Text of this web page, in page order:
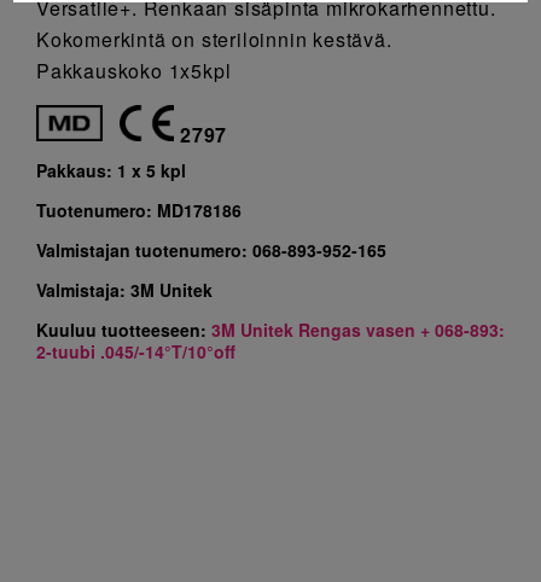
Versatile+. Renkaan sisäpinta mikrokarhennettu.
Kokomerkintä on steriloinnin kestävä.
Pakkauskoko 1x5kpl
2797
Pakkaus: 1 x 5 kpl
Tuotenumero: MD178186
Valmistajan tuotenumero: 068-893-952-165
Valmistaja: 3M Unitek
Kuuluu tuotteeseen: 3M Unitek Rengas vasen + 068-893:
2-tuubi .045/-14°T/10°off